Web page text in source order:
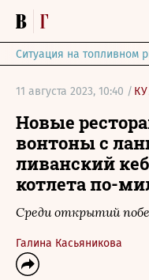
Ситуация на топливном
11 августа 2023, 10:40 /
Новые
вонтоны с
ливанский
котлета по-
Cреди открытий
Галина Касьяникова